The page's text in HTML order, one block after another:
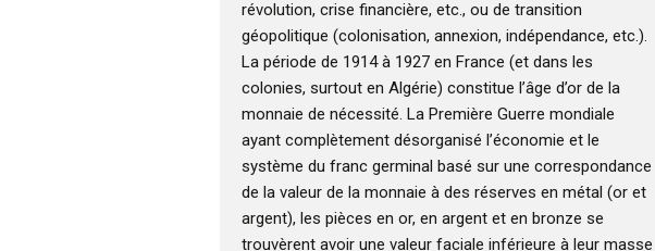
révolution, crise financière, etc., ou de transition
géopolitique (colonisation, annexion, indépendance, etc.).
La période de 1914 à 1927 en France (et dans les
colonies, surtout en Algérie) constitue l’âge d’or de la
monnaie de nécessité. La Première Guerre mondiale
ayant complètement désorganisé l’économie et le
système du franc germinal basé sur une correspondance
de la valeur de la monnaie à des réserves en métal (or et
argent), les pièces en or, en argent et en bronze se
trouvèrent avoir une valeur faciale inférieure à leur masse